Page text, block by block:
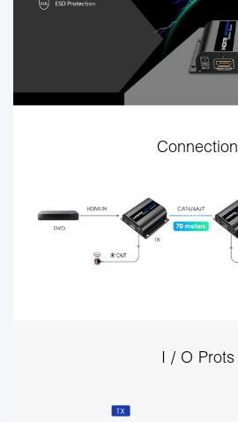
Connection
I / O Prots